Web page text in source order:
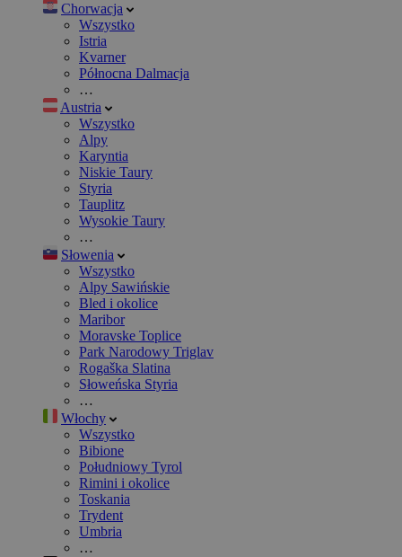
Chorwacja
Wszystko
Istria
Kvarner
Północna Dalmacja
…
Austria
Wszystko
Alpy
Karyntia
Niskie Taury
Styria
Tauplitz
Wysokie Taury
…
Słowenia
Wszystko
Alpy Sawińskie
Bled i okolice
Maribor
Moravske Toplice
Park Narodowy Triglav
Rogaška Slatina
Słoweńska Styria
…
Włochy
Wszystko
Bibione
Południowy Tyrol
Rimini i okolice
Toskania
Trydent
Umbria
…